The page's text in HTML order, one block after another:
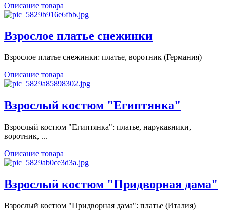
Описание товара
Взрослое платье снежинки
Взрослое платье снежинки: платье, воротник (Германия)
Описание товара
Взрослый костюм "Египтянка"
Взрослый костюм "Египтянка": платье, нарукавники,
воротник, ...
Описание товара
Взрослый костюм "Придворная дама"
Взрослый костюм "Придворная дама": платье (Италия)